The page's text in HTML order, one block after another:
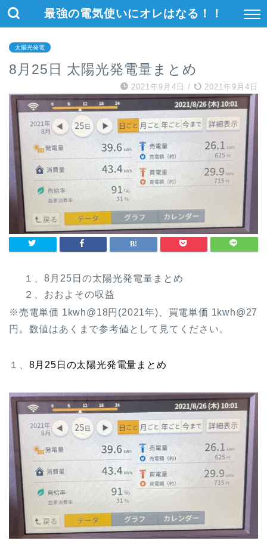
最強の電気使いにオレはなる！！
太陽光発電
8月25日 太陽光発電量まとめ
2021年9月4日 / 2021年9月4日
１、8月25日の太陽光発電量まとめ
２、おおよその収益
※売電単価 1kwh@18円(2021年)、買電単価 1kwh@27
円。数値はあくまで参考値として見てください。
１、 8月25日の太陽光発電量まとめ